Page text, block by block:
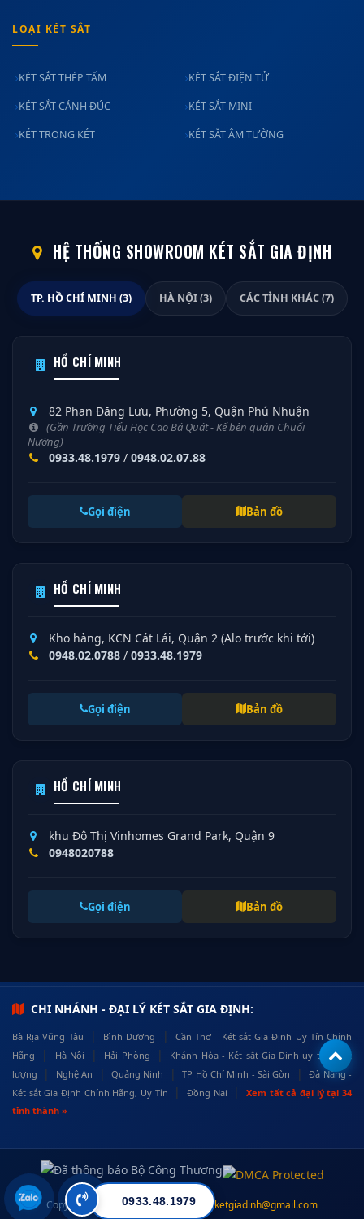
LOẠI KÉT SẮT
KÉT SẮT THÉP TẤM KÉT SẮT ĐIỆN TỬ
KÉT SẮT CÁNH ĐÚC KÉT SẮT MINI
KÉT TRONG KÉT KÉT SẮT ÂM TƯỜNG
HỆ THỐNG SHOWROOM KÉT SẮT GIA ĐỊNH
TP. HỒ CHÍ MINH (3) HÀ NỘI (3) CÁC TỈNH KHÁC (7)
HỒ CHÍ MINH
82 Phan Đăng Lưu, Phường 5, Quận Phú Nhuận
(Gần Trường Tiểu Học Cao Bá Quát - Kế bên quán Chuối
Nướng)
0933.48.1979 / 0948.02.07.88
Gọi điện Bản đồ
HỒ CHÍ MINH
Kho hàng, KCN Cát Lái, Quận 2 (Alo trước khi tới)
0948.02.0788 / 0933.48.1979
Gọi điện Bản đồ
HỒ CHÍ MINH
khu Đô Thị Vinhomes Grand Park, Quận 9
0948020788
Gọi điện Bản đồ
CHI NHÁNH - ĐẠI LÝ KÉT SẮT GIA ĐỊNH:
Bà Rịa Vũng Tàu | Bình Dương |
Cần Thơ - Két sắt Gia Định Uy Tín Chính
Hãng
| Hà Nội | Hải Phòng |
Khánh Hòa - Két sắt Gia Định uy tín, chất
lượng
| Nghệ An | Quảng Ninh | TP Hồ Chí Minh - Sài Gòn |
Đà Nẵng -
Két sắt Gia Định Chính Hãng, Uy Tín
| Đồng Nai |
Xem tất cả đại lý tại 34
tỉnh thành »
Copyright © 2026 ·ketsatgiadinh.vn ·ketgiadinh@gmail.com
0933.48.1979